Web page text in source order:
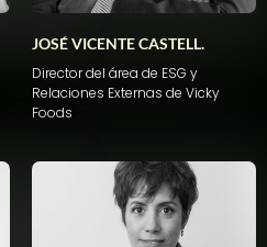
JOSÉ VICENTE CASTELL.
Director del área de ESG y
Relaciones Externas de Vicky
Foods